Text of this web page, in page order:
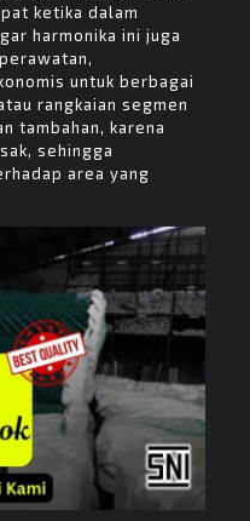
ketika dalam
harmonika ini juga
untuk berbagai
rangkaian segmen
tambahan, karena
sehingga
area yang